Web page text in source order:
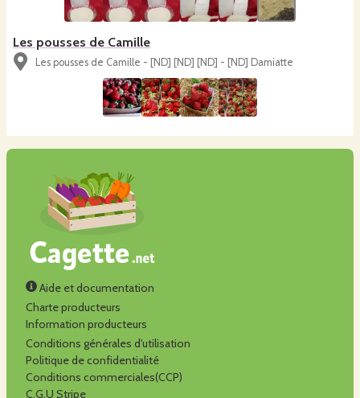
Les pousses de Camille
Les pousses de Camille - [ND] [ND] [ND] - [ND] Damiatte
Aide et documentation
Charte producteurs
Information producteurs
Conditions générales d'utilisation
Politique de confidentialité
Conditions commerciales(CCP)
C.G.U Stripe